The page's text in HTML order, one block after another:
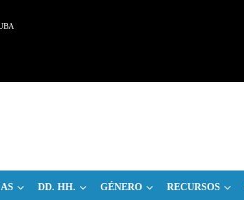
DD. HH. GÉNERO RECURSOS